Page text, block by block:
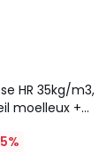
HR 35kg/m3,
moelleux +